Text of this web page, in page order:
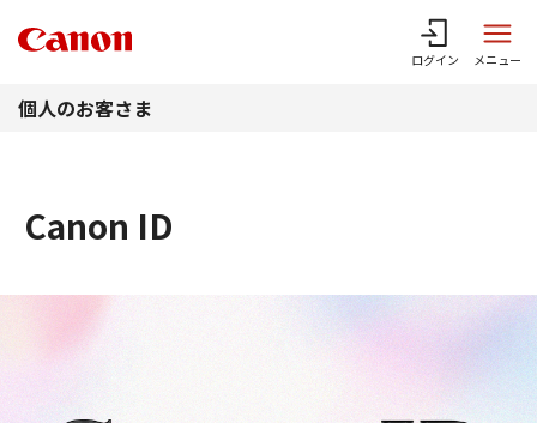
ログイン メニュー
個人のお客さま
Canon ID